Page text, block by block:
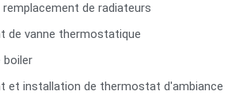
de radiateurs
de vanne thermostatique
boiler
et installation de thermostat d'ambiance